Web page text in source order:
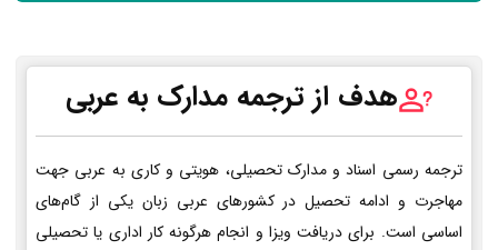
هدف از ترجمه مدارک به عربی
ترجمه رسمی اسناد و مدارک تحصیلی، هویتی و کاری به عربی جهت
مهاجرت و ادامه تحصیل در کشورهای عربی زبان یکی از گام‌های
اساسی است. برای دریافت ویزا و انجام هرگونه کار اداری یا تحصیلی